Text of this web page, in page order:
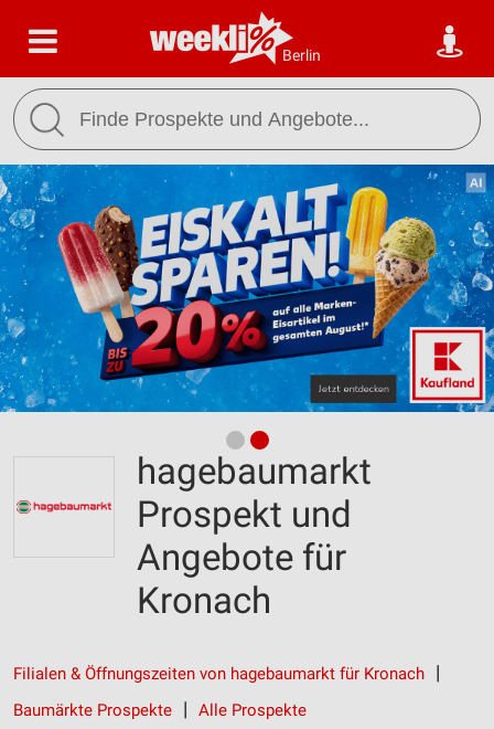
Berlin
hagebaumarkt
Prospekt und
Angebote für
Kronach
Filialen & Öffnungszeiten von hagebaumarkt für Kronach
Baumärkte Prospekte
Alle Prospekte